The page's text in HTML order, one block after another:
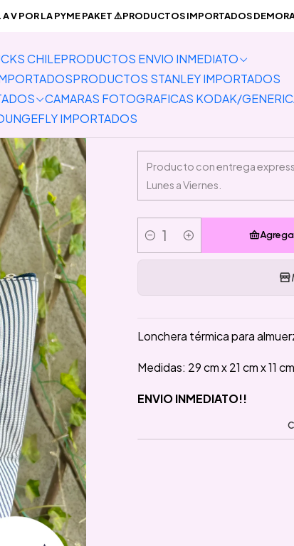
CHILEPRODUCTOS ENVIO INMEDIATO
PRODUCTOS STANLEY IMPORTADOS
CAMARAS FOTOGRAFICAS KODAK/
IMPORTADOS
V POR LA PYME PAKET ⚠️PRODUCTOS IMPORTADOS
Bolsos Mochilas Bananos Lonchera Termica para
Lonchera
Cantidad
Lonchera térmica para
Medidas: 29 cm x 21 cm x 11 cm
ENVIO INMEDIATO!!